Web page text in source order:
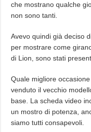
che mostrano qualche
non sono tanti.
Avevo quindi già deciso
per mostrare come
di Lion, sono stati
Quale migliore
venduto il vecchio
base. La scheda video
un mostro di potenza,
siamo tutti consapevoli.